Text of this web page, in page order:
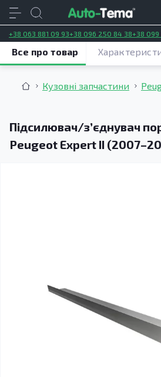
+38 063 881 09 93+38 096 250 84 38+38 099
Кузовні запчастини
Підсилювач/зʼєднувач
Peugeot Expert II
Все про товар